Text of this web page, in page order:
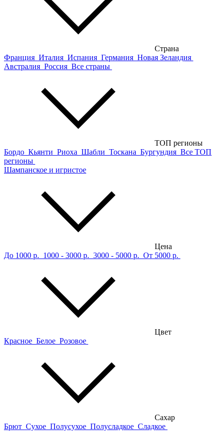
Страна
Франция Италия Испания Германия Новая Зеландия
Австралия Россия Все страны
ТОП регионы
Бордо Кьянти Риоха Шабли Тоскана Бургундия Все ТОП
регионы
Шампанское и игристое
Цена
До 1000 р. 1000 - 3000 р. 3000 - 5000 р. От 5000 р.
Цвет
Красное Белое Розовое
Сахар
Брют Сухое Полусухое Полусладкое Сладкое